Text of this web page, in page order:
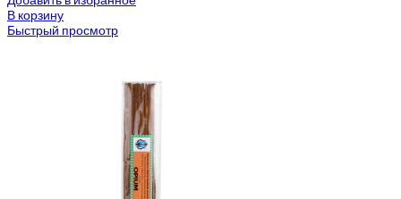
В корзину
Быстрый просмотр